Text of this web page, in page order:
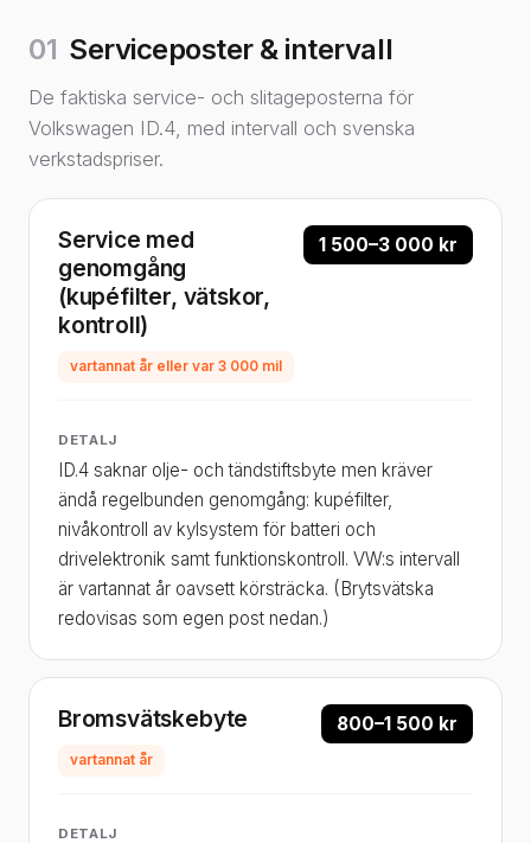
01 Serviceposter & intervall
De faktiska service- och slitageposterna för
Volkswagen ID.4, med intervall och svenska
verkstadspriser.
Service med
genomgång
(kupéfilter, vätskor,
kontroll)
vartannat år eller var 3 000 mil
1 500–3 000 kr
DETALJ
ID.4 saknar olje- och tändstiftsbyte men kräver
ändå regelbunden genomgång: kupéfilter,
nivåkontroll av kylsystem för batteri och
drivelektronik samt funktionskontroll. VW:s intervall
är vartannat år oavsett körsträcka. (Brytsvätska
redovisas som egen post nedan.)
Bromsvätskebyte
vartannat år
800–1 500 kr
DETALJ